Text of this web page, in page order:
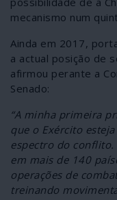
mecanismo num
Ainda em 2017,
a actual posição de
afirmou perante a
Senado:
“A minha primeira
que o Exército
espectro do conflito.
em mais de 140
operações de
treinando